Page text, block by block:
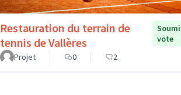
Restauration du terrain de
tennis de Vallères
vote
Projet
0 2